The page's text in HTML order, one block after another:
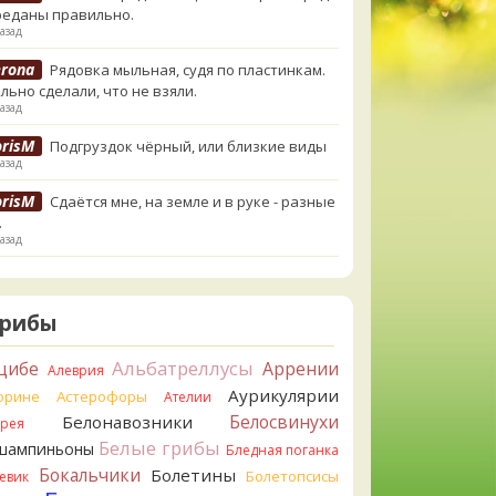
правильно.
Рядовка мыльная, судя по пластинкам.
сделали, что не взяли.
Подгруздок чёрный, или близкие виды
Сдаётся мне, на земле и в руке - разные
Вони не было, но вода и гриб при варке
желтеть. Выкинул. Большое спасибо.
Да. Но они не все безоговорочно
В следующий раз вырвите его
Алеврия Альбатреллусы Аррении
Астерофоры Ателии Аурикулярии
Белонавозники Белосвинухи
Белые грибы Бледная поганка
Бокальчики Болетины Болетопсисы